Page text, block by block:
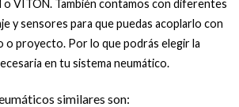
VITON. También contamos con diferentes
y sensores para que puedas acoplarlo con
o proyecto. Por lo que podrás elegir la
en tu sistema neumático.
similares son: